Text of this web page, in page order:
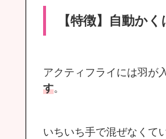
【特徴】自動か
アクティフライには羽が
す。
いちいち手で混ぜなくて